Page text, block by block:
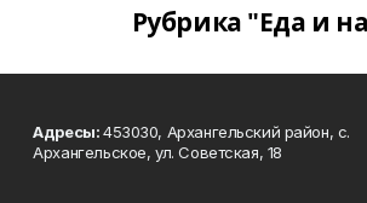
Рубрика "Еда и
Адресы:453030, Архангельский район, с.
Архангельское, ул. Советская, 18